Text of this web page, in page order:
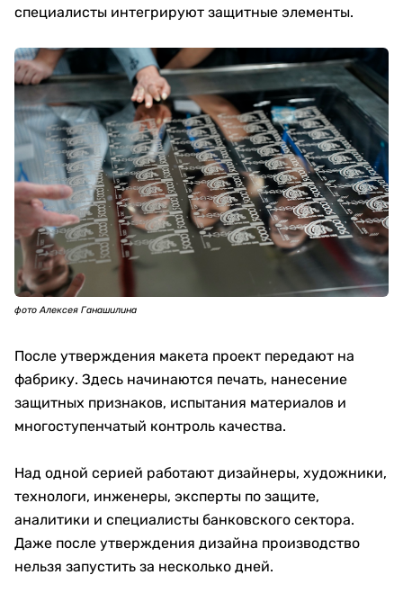
специалисты интегрируют защитные элементы.
фото Алексея Ганашилина
После утверждения макета проект передают на
фабрику. Здесь начинаются печать, нанесение
защитных признаков, испытания материалов и
многоступенчатый контроль качества.
Над одной серией работают дизайнеры, художники,
технологи, инженеры, эксперты по защите,
аналитики и специалисты банковского сектора.
Даже после утверждения дизайна производство
нельзя запустить за несколько дней.